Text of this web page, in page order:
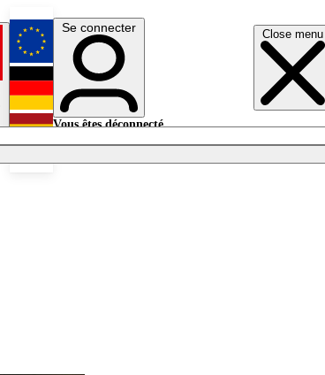
Close menu
English
Deutsch
Se connecter
Vous êtes déconnecté.